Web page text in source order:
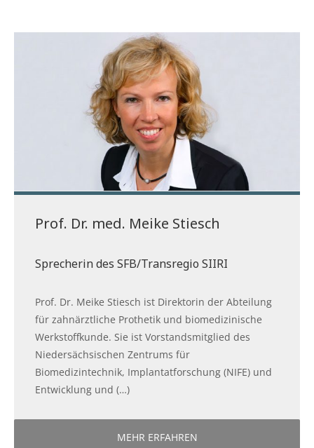
Prof. Dr. med. Meike Stiesch
Sprecherin des SFB/Transregio SIIRI
Prof. Dr. Meike Stiesch ist Direktorin der Abteilung
für zahnärztliche Prothetik und biomedizinische
Werkstoffkunde. Sie ist Vorstandsmitglied des
Niedersächsischen Zentrums für
Biomedizintechnik, Implantatforschung (NIFE) und
Entwicklung und (…)
MEHR ERFAHREN